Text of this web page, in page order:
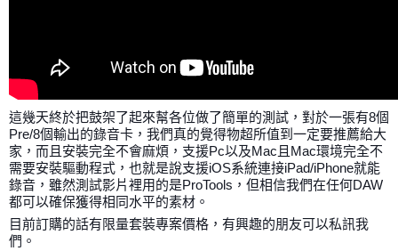
這幾天終於把鼓架了起來幫各位做了簡單的測試，對於一張有8個
Pre/8個輸出的錄音卡，我們真的覺得物超所值到一定要推薦給大
家，而且安裝完全不會麻煩，支援Pc以及Mac且Mac環境完全不
需要安裝驅動程式，也就是說支援iOS系統連接iPad/iPhone就能
錄音，雖然測試影片裡用的是ProTools，但相信我們在任何DAW
都可以確保獲得相同水平的素材。
目前訂購的話有限量套裝專案價格，有興趣的朋友可以私訊我
們。